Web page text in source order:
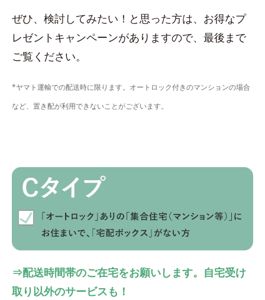
ぜひ、検討してみたい！と思った方は、お得なプ
レゼントキャンペーンがありますので、最後まで
ご覧ください。
*ヤマト運輸での配送時に限ります。オートロック付きのマンションの場合
など、置き配が利用できないことがございます。
⇒配送時間帯のご在宅をお願いします。自宅受け
取り以外のサービスも！